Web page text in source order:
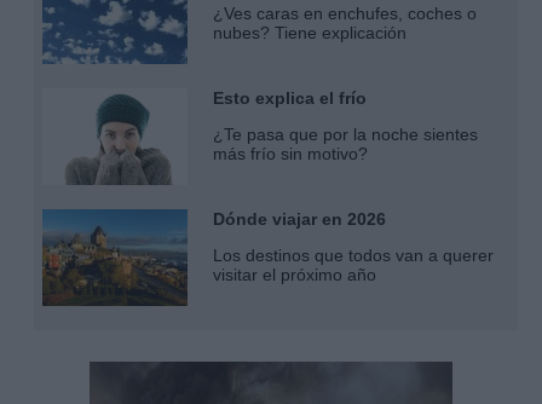
¿Ves caras en enchufes, coches o
nubes? Tiene explicación
Esto explica el frío
¿Te pasa que por la noche sientes
más frío sin motivo?
Dónde viajar en 2026
Los destinos que todos van a querer
visitar el próximo año